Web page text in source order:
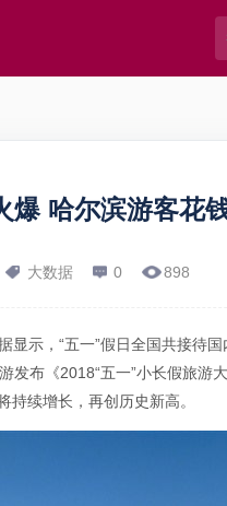
爆 哈尔滨游客花
大数据 0 898
示，“五一”假日全国共接待
布《2018“五一”小长假旅游
持续增长，再创历史新高。